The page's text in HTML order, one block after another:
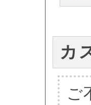
カ
ご